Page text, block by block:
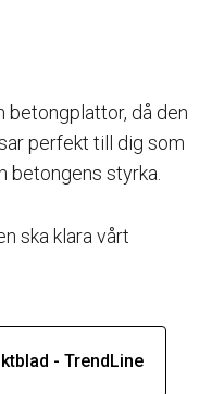
betongplattor, då den
perfekt till dig som
betongens styrka.
ska klara vårt
- TrendLine